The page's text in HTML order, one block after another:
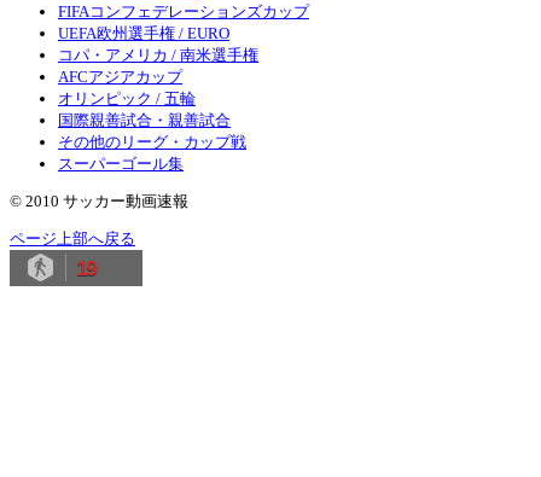
FIFAコンフェデレーションズカップ
UEFA欧州選手権 / EURO
コパ・アメリカ / 南米選手権
AFCアジアカップ
オリンピック / 五輪
国際親善試合・親善試合
その他のリーグ・カップ戦
スーパーゴール集
© 2010 サッカー動画速報
ページ上部へ戻る
19